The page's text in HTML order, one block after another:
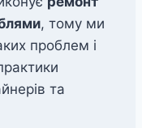
, тому ми
проблем і
та